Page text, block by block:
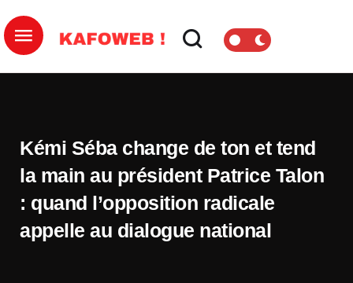
Kémi Séba change de ton et tend
la main au président Patrice Talon
: quand l’opposition radicale
appelle au dialogue national